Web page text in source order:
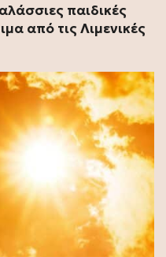
παιδικές
από τις Λιμενικές